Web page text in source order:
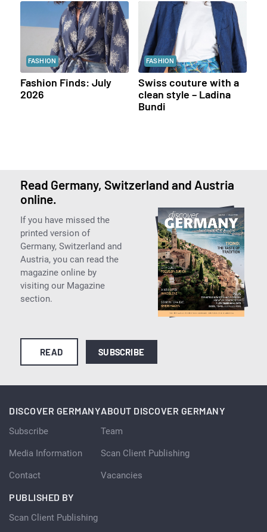
FASHION
Fashion Finds: July
2026
FASHION
Swiss couture with a
clean style – Ladina
Bundi
Read Germany, Switzerland and Austria
online.
If you have missed the
printed version of
Germany, Switzerland and
Austria, you can read the
magazine online by
visiting our Magazine
section.
READ SUBSCRIBE
DISCOVER GERMANY
Subscribe
Media Information
Contact
ABOUT DISCOVER GERMANY
Team
Scan Client Publishing
Vacancies
PUBLISHED BY
Scan Client Publishing